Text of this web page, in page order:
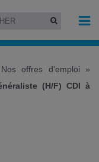
Nos offres d'emploi »
(H/F) CDI à